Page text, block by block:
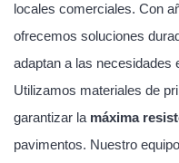
locales comerciales. Con
ofrecemos soluciones
adaptan a las necesidades
Utilizamos materiales de
garantizar la máxima
pavimentos. Nuestro